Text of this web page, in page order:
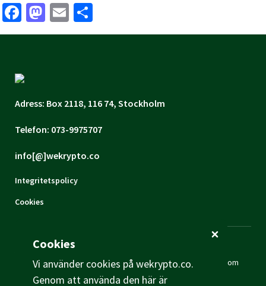
Facebook
Mastodon
Email
Adress: Box 2118, 116 74, Stockholm
Telefon: 073-9975707
info[@]wekrypto.co
Integritetspolicy
Cookies
Ansvarsfriskrivning:
rådgivare. Inget innehåll på den här webbsidan skall tolkas som
investeringsråd. Vi tar inget ansvar om våra besökares
Cookies
Vi använder cookies på wekrypto.co.
Genom att använda den här är